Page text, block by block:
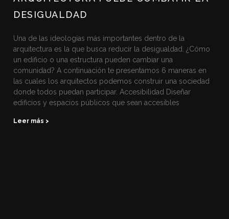
DESIGUALDAD
Una de las ideologías más importantes dentro de la
arquitectura es la que busca reducir la desigualdad. ¿Cómo
un edificio o una estructura pueden cambiar una
comunidad? A continuación te presentamos 6 maneras en
las cuales los arquitectos podemos construir una sociedad
donde todos puedan participar. Accesibilidad Diseñar
edificios y espacios públicos que sean accesibles
Leer más >